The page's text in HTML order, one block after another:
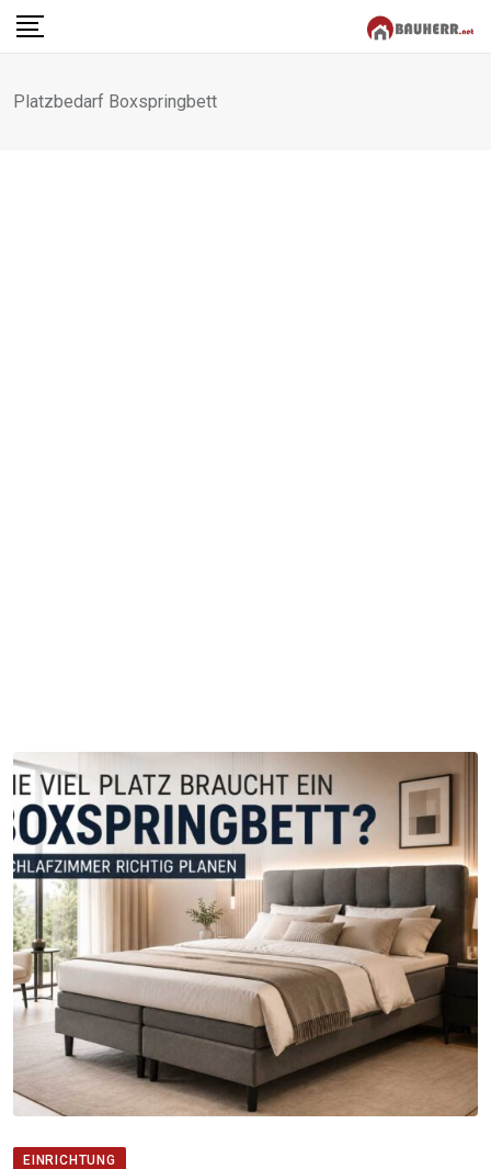
Skip
Platzbedarf Boxspringbett
EINRICHTUNG